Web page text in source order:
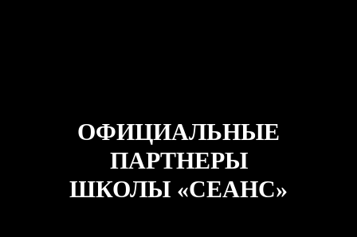
ОФИЦИАЛЬНЫЕ
ПАРТНЕРЫ
ШКОЛЫ «СЕАНС»